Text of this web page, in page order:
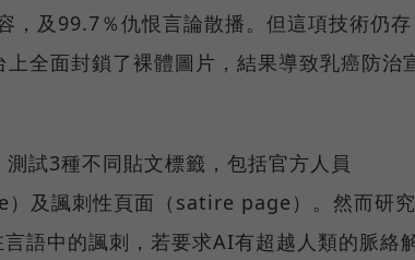
，及99.7％仇恨言論散播。但這項技術仍存
全面封鎖了裸體圖片，結果導致乳癌防治
試3種不同貼文標籤，包括官方人員
及諷刺性頁面（satire page）。然而研究
語中的諷刺，若要求AI有超越人類的脈絡